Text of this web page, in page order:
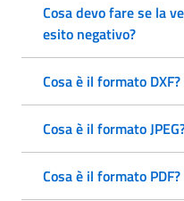
Cosa devo fare se la
esito negativo?
Cosa è il formato DXF?
Cosa è il formato
Cosa è il formato PDF?